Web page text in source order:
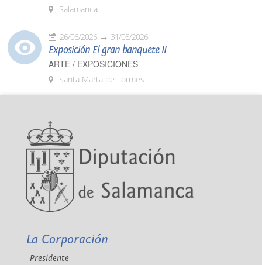
Salamanca
26/06/2026 31/08/2026
Exposición El gran banquete II
ARTE / EXPOSICIONES
Santa Marta de Tormes
La Corporación
Presidente